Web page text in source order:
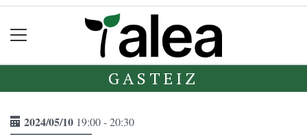
GASTEIZ
2024/05/10 19:00 - 20:30